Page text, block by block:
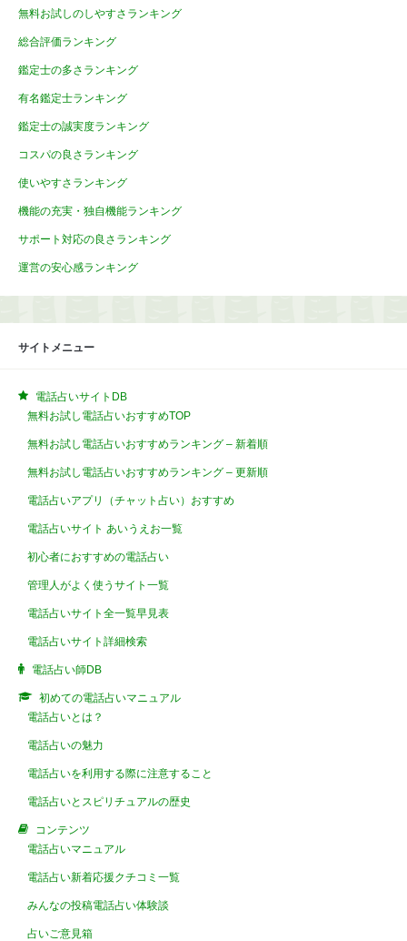
無料お試しのしやすさランキング
総合評価ランキング
鑑定士の多さランキング
有名鑑定士ランキング
鑑定士の誠実度ランキング
コスパの良さランキング
使いやすさランキング
機能の充実・独自機能ランキング
サポート対応の良さランキング
運営の安心感ランキング
サイトメニュー
電話占いサイトDB
無料お試し電話占いおすすめTOP
無料お試し電話占いおすすめランキング – 新着順
無料お試し電話占いおすすめランキング – 更新順
電話占いアプリ（チャット占い）おすすめ
電話占いサイト あいうえお一覧
初心者におすすめの電話占い
管理人がよく使うサイト一覧
電話占いサイト全一覧早見表
電話占いサイト詳細検索
電話占い師DB
初めての電話占いマニュアル
電話占いとは？
電話占いの魅力
電話占いを利用する際に注意すること
電話占いとスピリチュアルの歴史
コンテンツ
電話占いマニュアル
電話占い新着応援クチコミ一覧
みんなの投稿電話占い体験談
占いご意見箱